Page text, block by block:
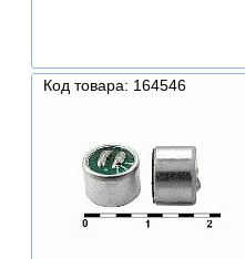
Код товара: 164546